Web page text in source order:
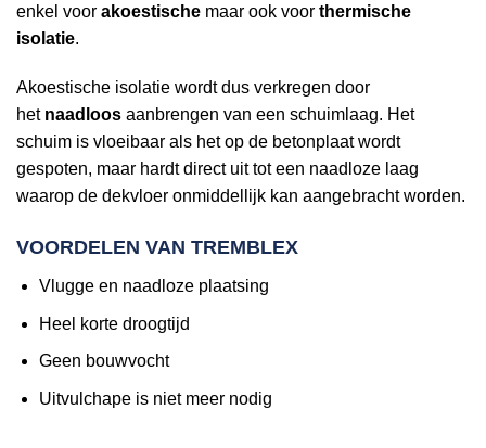
enkel voor akoestische maar ook voor thermische
isolatie.
Akoestische isolatie wordt dus verkregen door
het naadloos aanbrengen van een schuimlaag. Het
schuim is vloeibaar als het op de betonplaat wordt
gespoten, maar hardt direct uit tot een naadloze laag
waarop de dekvloer onmiddellijk kan aangebracht worden.
VOORDELEN VAN TREMBLEX
Vlugge en naadloze plaatsing
Heel korte droogtijd
Geen bouwvocht
Uitvulchape is niet meer nodig